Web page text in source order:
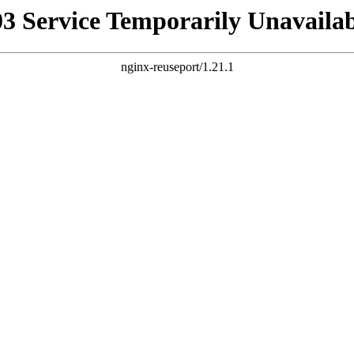
Service Temporarily
nginx-reuseport/1.21.1